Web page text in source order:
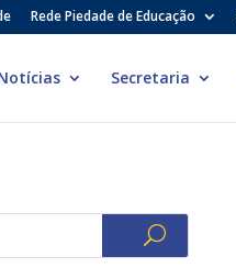
Rede Piedade de Educação
Secretaria